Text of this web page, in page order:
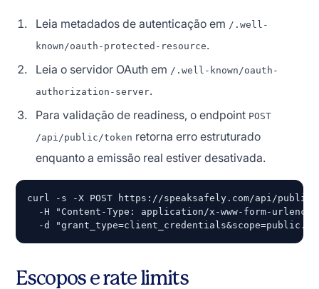
Leia metadados de autenticação em /.well-
known/oauth-protected-resource.
Leia o servidor OAuth em /.well-known/oauth-
authorization-server.
Para validação de readiness, o endpoint POST
/api/public/token retorna erro estruturado
enquanto a emissão real estiver desativada.
curl -s -X POST https://speaksafely.com/api/
-H "Content-Type: application/x-www-form-
-d
Escopos e rate limits